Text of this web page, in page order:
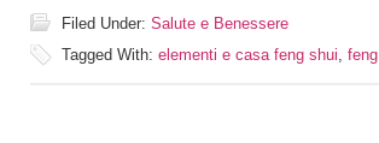
Filed Under: Salute e Benessere
Tagged With: elementi e casa feng shui